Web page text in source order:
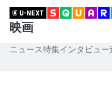
映画
ニュース特集インタビュー